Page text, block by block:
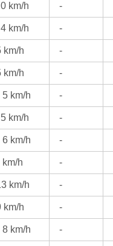
km/h -
km/h -
km/h -
km/h -
5 km/h -
km/h -
6 km/h -
km/h -
km/h -
km/h -
8 km/h -